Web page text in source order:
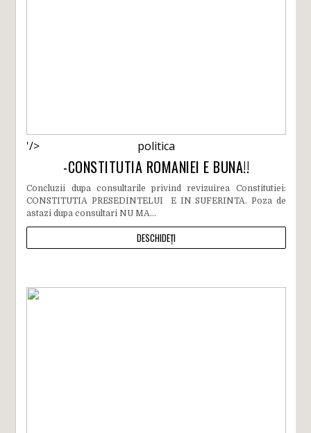
'/> politica
-CONSTITUTIA ROMANIEI E BUNA!!
Concluzii dupa consultarile privind revizuirea Constitutiei:
CONSTITUTIA PRESEDINTELUI E IN SUFERINTA. Poza de
astazi dupa consultari NU MA...
DESCHIDEȚI